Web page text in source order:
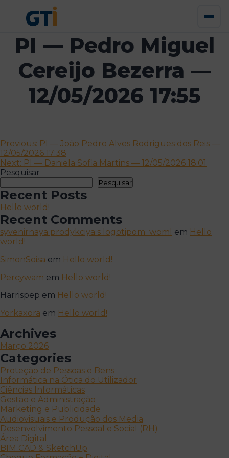
PI — Pedro Miguel
Cereijo Bezerra —
12/05/2026 17:55
Navegação
de
artigos
Previous: PI — João Pedro Alves Rodrigues dos Reis —
12/05/2026 17:38
Next: PI — Daniela Sofia Martins — 12/05/2026 18:01
Pesquisar
Pesquisar
Recent Posts
Hello world!
Recent Comments
syvenirnaya prodykciya s logotipom_woml em Hello
world!
SimonSoisa em Hello world!
Percywam em Hello world!
Harrispep em Hello world!
Yorkaxora em Hello world!
Archives
Março 2026
Categories
Proteção de Pessoas e Bens
Informática na Ótica do Utilizador
Ciências Informáticas
Gestão e Administração
Marketing e Publicidade
Audiovisuais e Produção dos Media
Desenvolvimento Pessoal e Social (RH)
Área Digital
BIM CAD & SketchUp